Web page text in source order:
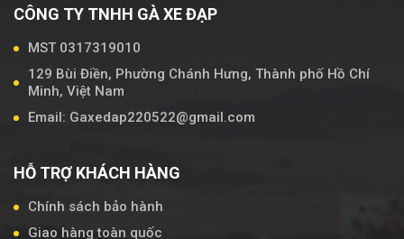
CÔNG TY TNHH GÀ XE ĐẠP
MST 0317319010
129 Bùi Điền, Phường Chánh Hưng, Thành phố Hồ Chí
Minh, Việt Nam
Email: Gaxedap220522@gmail.com
HỖ TRỢ KHÁCH HÀNG
Chính sách bảo hành
Giao hàng toàn quốc